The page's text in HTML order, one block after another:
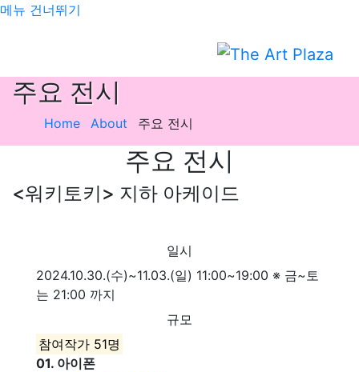
메뉴 건너뛰기
주요 전시
Home About 주요 전시
주요 전시
<워키토키> 지하 아케이드
일시
2024.10.30.(수)~11.03.(일) 11:00~19:00 ※ 금~토
는 21:00 까지
규모
참여작가 51명
01. 아이폰